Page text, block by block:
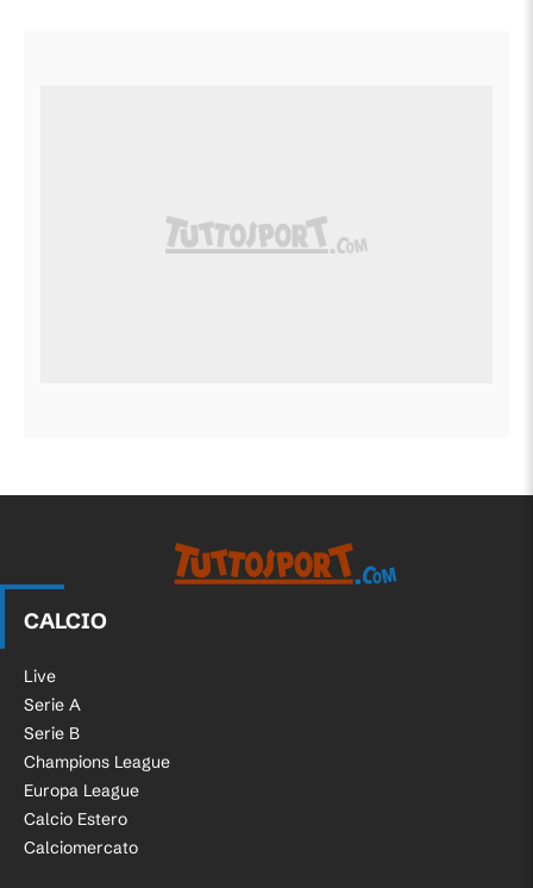
CALCIO
Live
Serie A
Serie B
Champions League
Europa League
Calcio Estero
Calciomercato